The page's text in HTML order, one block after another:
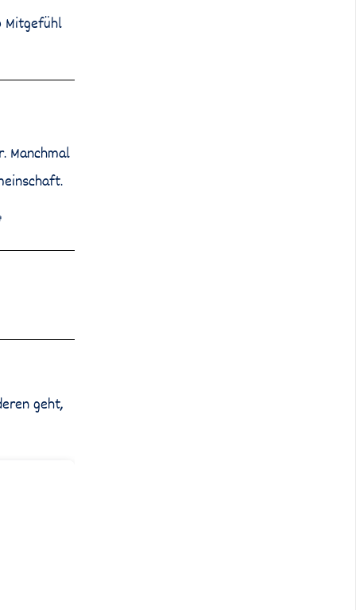
Mitgefühl
Manchmal
geht,